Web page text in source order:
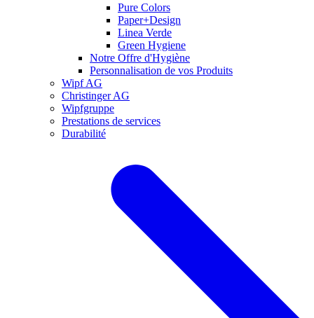
Pure Colors
Paper+Design
Linea Verde
Green Hygiene
Notre Offre d'Hygiène
Personnalisation de vos Produits
Wipf AG
Christinger AG
Wipfgruppe
Prestations de services
Durabilité